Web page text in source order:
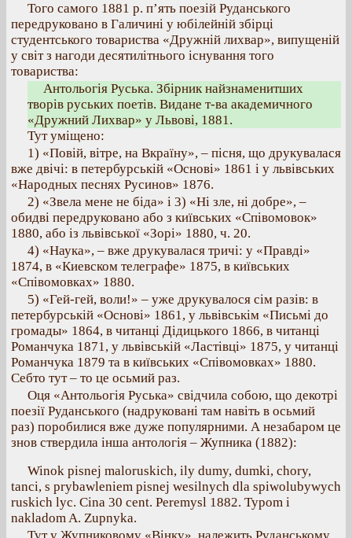
Того самого 1881 р. п’ять поезій Руданського
передруковано в Галичині у юбілейній збірці
студентського товариства «Дружній лихвар», випущеній
у світ з нагоди десятилітнього існування того
товариства:
Антольогія Руська. Збірник найзнаменитших
творів руських поетів. Видане т-ва академичного
«Дружний Лихвар» у Львові, 1881.
Тут уміщено:
1) «Повій, вітре, на Вкраїну», – пісня, що друкувалася
вже двічі: в петербурській «Основі» 1861 і у львівських
«Народных песнях Русинов» 1876.
2) «Звела мене не біда» і 3) «Ні зле, ні добре», –
обидві передруковано або з київських «Співомовок»
1880, або із львівської «Зорі» 1880, ч. 20.
4) «Наука», – вже друкувалася тричі: у «Правді»
1874, в «Киевском телеграфе» 1875, в київських
«Співомовках» 1880.
5) «Гей-гей, воли!» – уже друкувалося сім разів: в
петербурській «Основі» 1861, у львівськім «Письмі до
громады» 1864, в читанці Дідицького 1866, в читанці
Романчука 1871, у львівській «Ластівці» 1875, у читанці
Романчука 1879 та в київських «Співомовках» 1880.
Себто тут – то це осьмий раз.
Оця «Антольогія Руська» свідчила собою, що декотрі
поезії Руданського (надруковані там навіть в осьмий
раз) поробилися вже дуже популярними. А незабаром це
знов ствердила інша антологія – Жупника (1882):
Winok pisnej maloruskich, ily dumy, dumki, chory,
tanci, s prybawleniem pisnej wesilnych dla spiwolubywych
ruskich lyc. Cina 30 cent. Peremysl 1882. Typom i
nakladom A. Zupnyka.